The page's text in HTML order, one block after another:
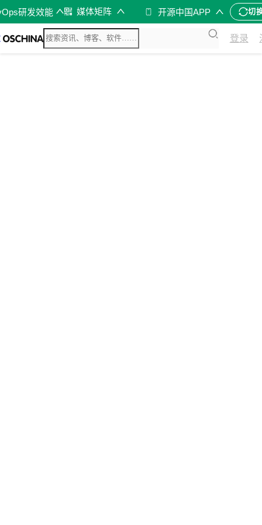
研发效能 媒体矩阵 开源中国APP 切
登录